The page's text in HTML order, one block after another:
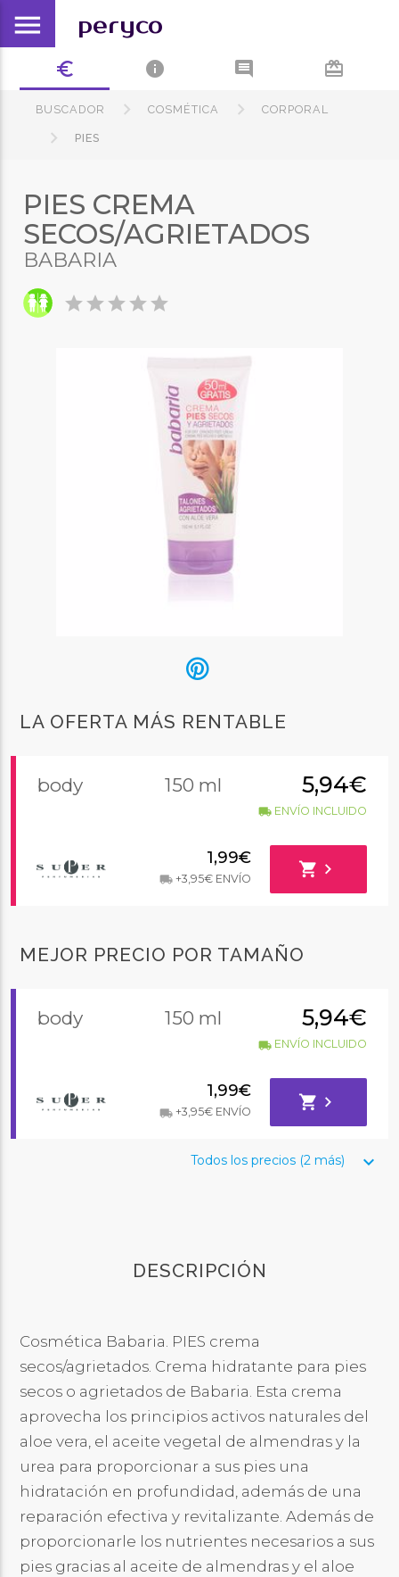
menu peryco
euro_symbol info comment card_giftcard
BUSCADOR COSMÉTICA CORPORAL
PIES
PIES CREMA
SECOS/AGRIETADOS
BABARIA
starstarstarstarstar
LA OFERTA MÁS RENTABLE
body 150 ml 5,94€
local_shippingENVÍO INCLUIDO
1,99€
local_shipping+3,95€ ENVÍO shopping_cart chevron_right
MEJOR PRECIO POR TAMAÑO
body 150 ml 5,94€
local_shippingENVÍO INCLUIDO
1,99€
local_shipping+3,95€ ENVÍO shopping_cart chevron_right
keyboard_arrow_down
Todos los precios (2 más)
DESCRIPCIÓN
Cosmética Babaria. PIES crema
secos/agrietados. Crema hidratante para pies
secos o agrietados de Babaria. Esta crema
aprovecha los principios activos naturales del
aloe vera, el aceite vegetal de almendras y la
urea para proporcionar a sus pies una
hidratación en profundidad, además de una
reparación efectiva y revitalizante. Además de
proporcionarle los nutrientes necesarios a sus
pies gracias al aceite de almendras y el aloe